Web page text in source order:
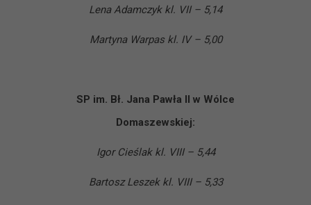
Lena Adamczyk kl. VII – 5,14
Martyna Warpas kl. IV – 5,00
SP im. Bł. Jana Pawła II w Wólce
Domaszewskiej:
Igor Cieślak kl. VIII – 5,44
Bartosz Leszek kl. VIII – 5,33